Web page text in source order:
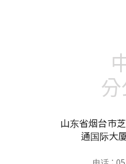
山东省烟台市
通国际大